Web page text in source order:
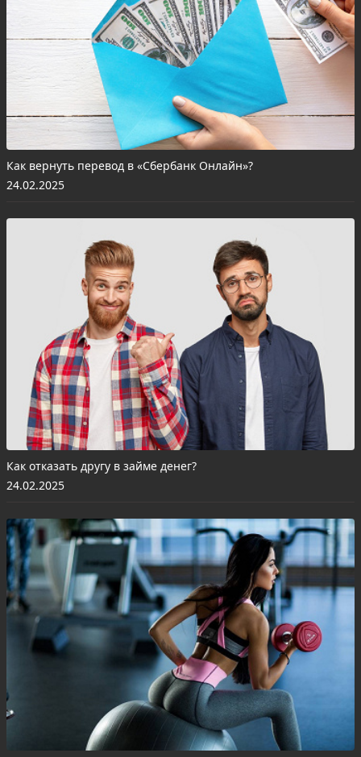
Как вернуть перевод в «Сбербанк Онлайн»?
24.02.2025
Как отказать другу в займе денег?
24.02.2025